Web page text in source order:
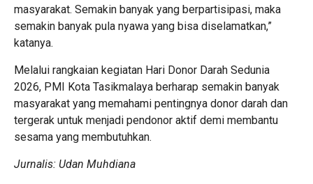
masyarakat. Semakin banyak yang berpartisipasi, maka
semakin banyak pula nyawa yang bisa diselamatkan,”
katanya.
Melalui rangkaian kegiatan Hari Donor Darah Sedunia
2026, PMI Kota Tasikmalaya berharap semakin banyak
masyarakat yang memahami pentingnya donor darah dan
tergerak untuk menjadi pendonor aktif demi membantu
sesama yang membutuhkan.
Jurnalis: Udan Muhdiana